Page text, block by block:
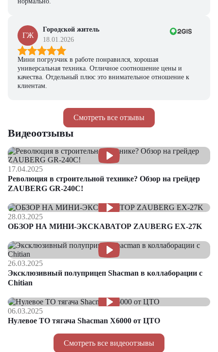
Смотреть все отзывы
ГЖ
Городской житель
18.01.2026
Мини погрузчик в работе понравился, хорошая
универсальная техника. Отличное соотношение цены и
качества. Отдельный плюс это внимательное отношение к
клиентам.
Смотреть все видеоотзывы
Видеоотзывы
17.04.2025
Революция в строительной технике? Обзор на грейдер
ZAUBERG GR-240C!
28.03.2025
ОБЗОР НА МИНИ-ЭКСКАВАТОР ZAUBERG EX-27K
26.03.2025
Эксклюзивный полуприцеп Shacman в коллаборации с
Chitian
06.03.2025
Нулевое ТО тягача Shacman Х6000 от ЦТО